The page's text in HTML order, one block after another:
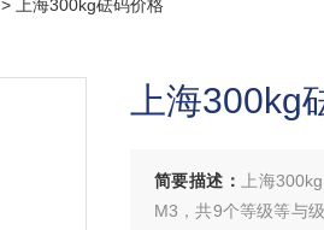
> 上海300kg砝码价格
上海300kg
简要描述：
上海
M3，共9个等级等与